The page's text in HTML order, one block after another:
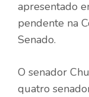
apresentado
pendente na
Senado.
O senador
quatro